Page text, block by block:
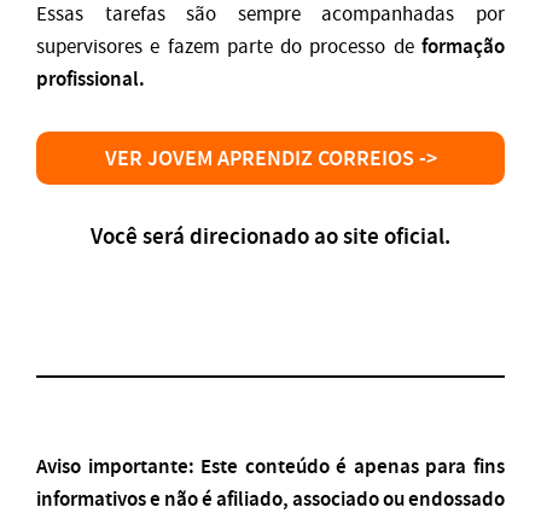
Essas tarefas são sempre acompanhadas por
supervisores e fazem parte do processo deformação
profissional.
VER JOVEM APRENDIZ CORREIOS ->
Você será direcionado ao site oficial.
Aviso importante: Este conteúdo é apenas para fins
informativos e não é afiliado, associado ou endossado